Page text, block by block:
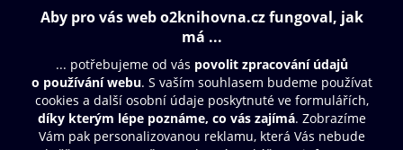
Obsah ke stažení
Moje O2 Knihovna
Další zábava